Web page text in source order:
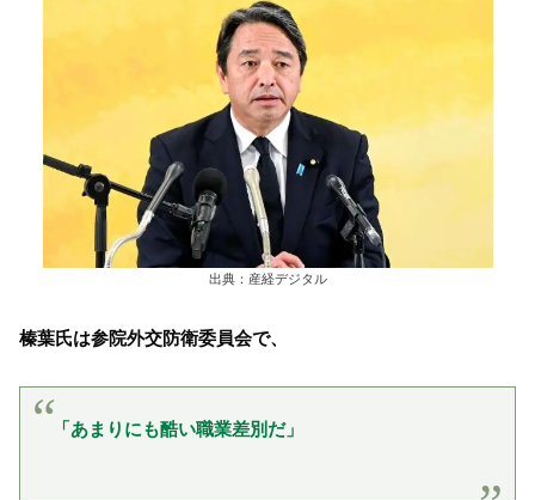
出典：産経デジタル
榛葉氏は参院外交防衛委員会で、
「あまりにも酷い職業差別だ」